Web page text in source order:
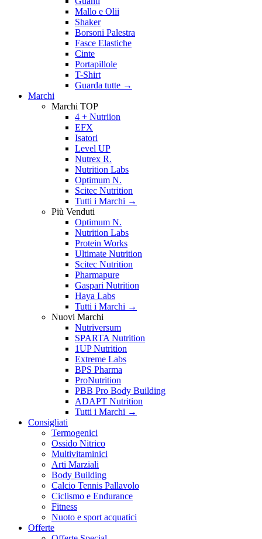
Mallo e Olii
Shaker
Borsoni Palestra
Fasce Elastiche
Cinte
Portapillole
T-Shirt
Guarda tutte →
Marchi
Marchi TOP
4 + Nutriion
EFX
Isatori
Level UP
Nutrex R.
Nutrition Labs
Optimum N.
Scitec Nutrition
Tutti i Marchi →
Più Venduti
Optimum N.
Nutrition Labs
Protein Works
Ultimate Nutrition
Scitec Nutrition
Pharmapure
Gaspari Nutrition
Haya Labs
Tutti i Marchi →
Nuovi Marchi
Nutriversum
SPARTA Nutrition
1UP Nutrition
Extreme Labs
BPS Pharma
ProNutrition
PBB Pro Body Building
ADAPT Nutrition
Tutti i Marchi →
Consigliati
Termogenici
Ossido Nitrico
Multivitaminici
Arti Marziali
Body Building
Calcio Tennis Pallavolo
Ciclismo e Endurance
Fitness
Nuoto e sport acquatici
Offerte